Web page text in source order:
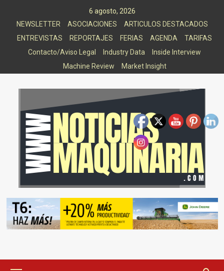
6 agosto, 2026
NEWSLETTER
ASOCIACIONES
ARTICULOS DESTACADOS
ENTREVISTAS
REPORTAJES FERIAS AGENDA
TARIFAS
Contacto/Aviso Legal
Industry Data
Inside Interview
Machine Review
Market Insight